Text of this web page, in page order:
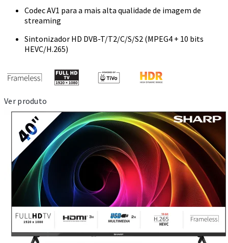
Codec AV1 para a mais alta qualidade de imagem de
streaming
Sintonizador HD DVB-T/T2/C/S/S2 (MPEG4 + 10 bits
HEVC/H.265)
Ver produto